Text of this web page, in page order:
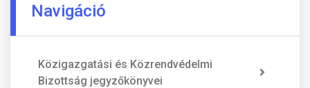
Navigáció
Közigazgatási és Közrendvédelmi
Bizottság jegyzőkönyvei